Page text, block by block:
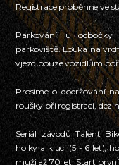
Registrace proběhne ve
Parkování: u
parkoviště. Louka na
vjezd pouze vozidlům
Prosíme o dodržování
roušky při registraci,
Seriál závodů Talent
holky a kluci (5 - 6 let),
muži až 70 let. Start